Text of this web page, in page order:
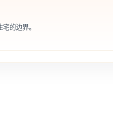
的边界。